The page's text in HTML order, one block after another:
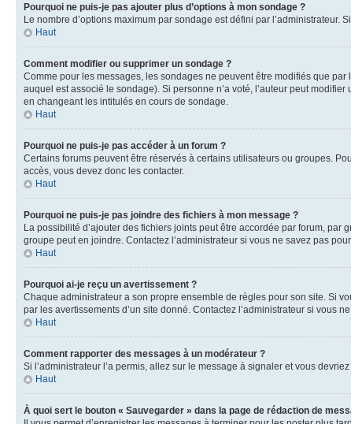
Pourquoi ne puis-je pas ajouter plus d’options à mon sondage ?
Le nombre d’options maximum par sondage est défini par l’administrateur.
Haut
Comment modifier ou supprimer un sondage ?
Comme pour les messages, les sondages ne peuvent être modifiés que
auquel est associé le sondage). Si personne n’a voté, l’auteur peut
en changeant les intitulés en cours de sondage.
Haut
Pourquoi ne puis-je pas accéder à un forum ?
Certains forums peuvent être réservés à certains utilisateurs ou groupes.
accès, vous devez donc les contacter.
Haut
Pourquoi ne puis-je pas joindre des fichiers à mon message ?
La possibilité d’ajouter des fichiers joints peut être accordée par forum, par
groupe peut en joindre. Contactez l’administrateur si vous ne savez pas
Haut
Pourquoi ai-je reçu un avertissement ?
Chaque administrateur a son propre ensemble de règles pour son site. Si
par les avertissements d’un site donné. Contactez l’administrateur si vous
Haut
Comment rapporter des messages à un modérateur ?
Si l’administrateur l’a permis, allez sur le message à signaler et vous
Haut
À quoi sert le bouton « Sauvegarder » dans la page de rédaction de